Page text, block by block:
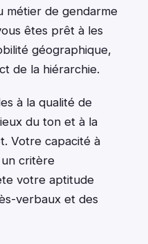
métier de gendarme
êtes prêt à les
géographique,
de la hiérarchie.
à la qualité de
du ton et à la
Votre capacité à
critère
votre aptitude
verbaux et des